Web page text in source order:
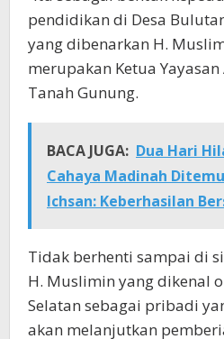
pendidikan di Desa
yang dibenarkan H.
merupakan Ketua
Tanah Gunung.
BACA JUGA: Dua Hari
Cahaya Madinah
Ichsan: Keberhasilan
Tidak berhenti sampai di
H. Muslimin yang dikenal
Selatan sebagai pribadi
akan melanjutkan